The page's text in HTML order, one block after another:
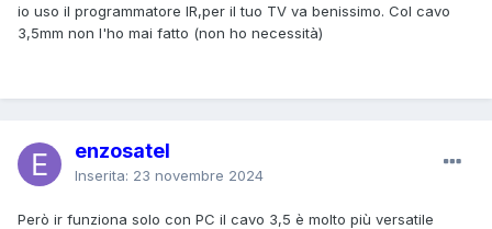
io uso il programmatore IR,per il tuo TV va benissimo. Col cavo
3,5mm non l'ho mai fatto (non ho necessità)
enzosatel
Inserita: 23 novembre 2024
Però ir funziona solo con PC il cavo 3,5 è molto più versatile